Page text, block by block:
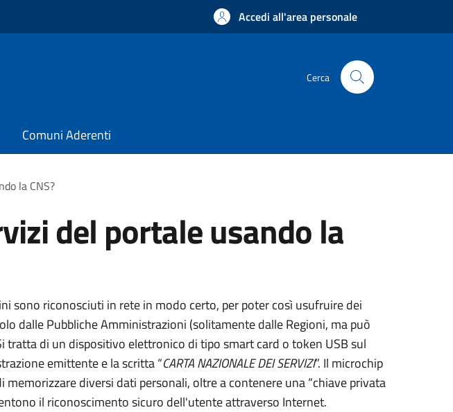
Accedi all'area personale
Cerca
Comuni Aderenti
la CNS?
del portale usando la
sono riconosciuti in rete in modo certo, per poter così usufruire dei
dalle Pubbliche Amministrazioni (solitamente dalle Regioni, ma può
tratta di un dispositivo elettronico di tiposmart card o token USBsul
emittente e la scritta “CARTA NAZIONALE DEI SERVIZI”. Il microchip
diversi dati personali, oltre a contenere una “chiave privata
il riconoscimento sicuro dell'utente attraverso Internet.